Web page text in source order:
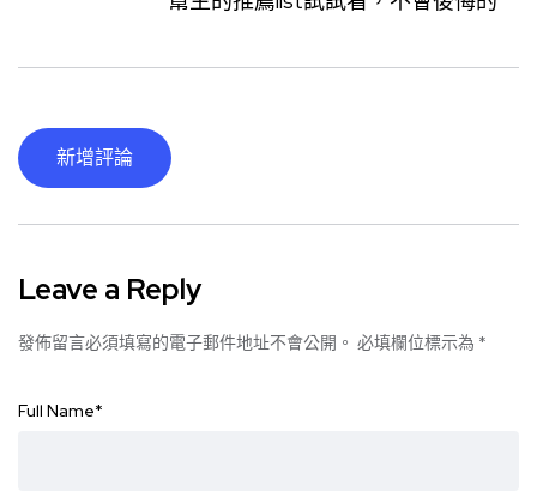
新增評論
Leave a Reply
發佈留言必須填寫的電子郵件地址不會公開。 必填欄位標示為 *
Full Name*